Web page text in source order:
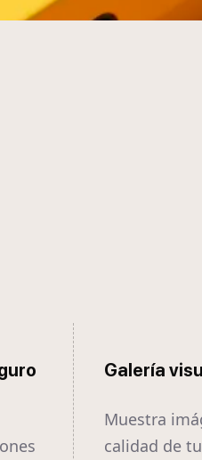
Galería
Muestra
calidad de